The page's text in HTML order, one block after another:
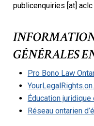
publicenquiries [at] aclc
GÉNÉRALES
Pro Bono Law
Éducation juridique
Réseau ontarien